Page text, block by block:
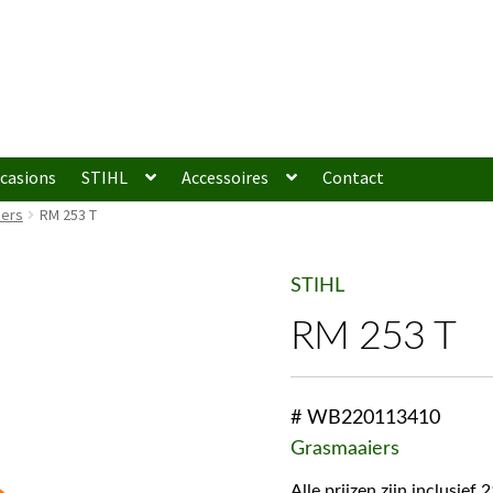
STIHL Accessoires Contact
RM 253 T
STIHL
RM 253 T
# WB220113410
Grasmaaiers